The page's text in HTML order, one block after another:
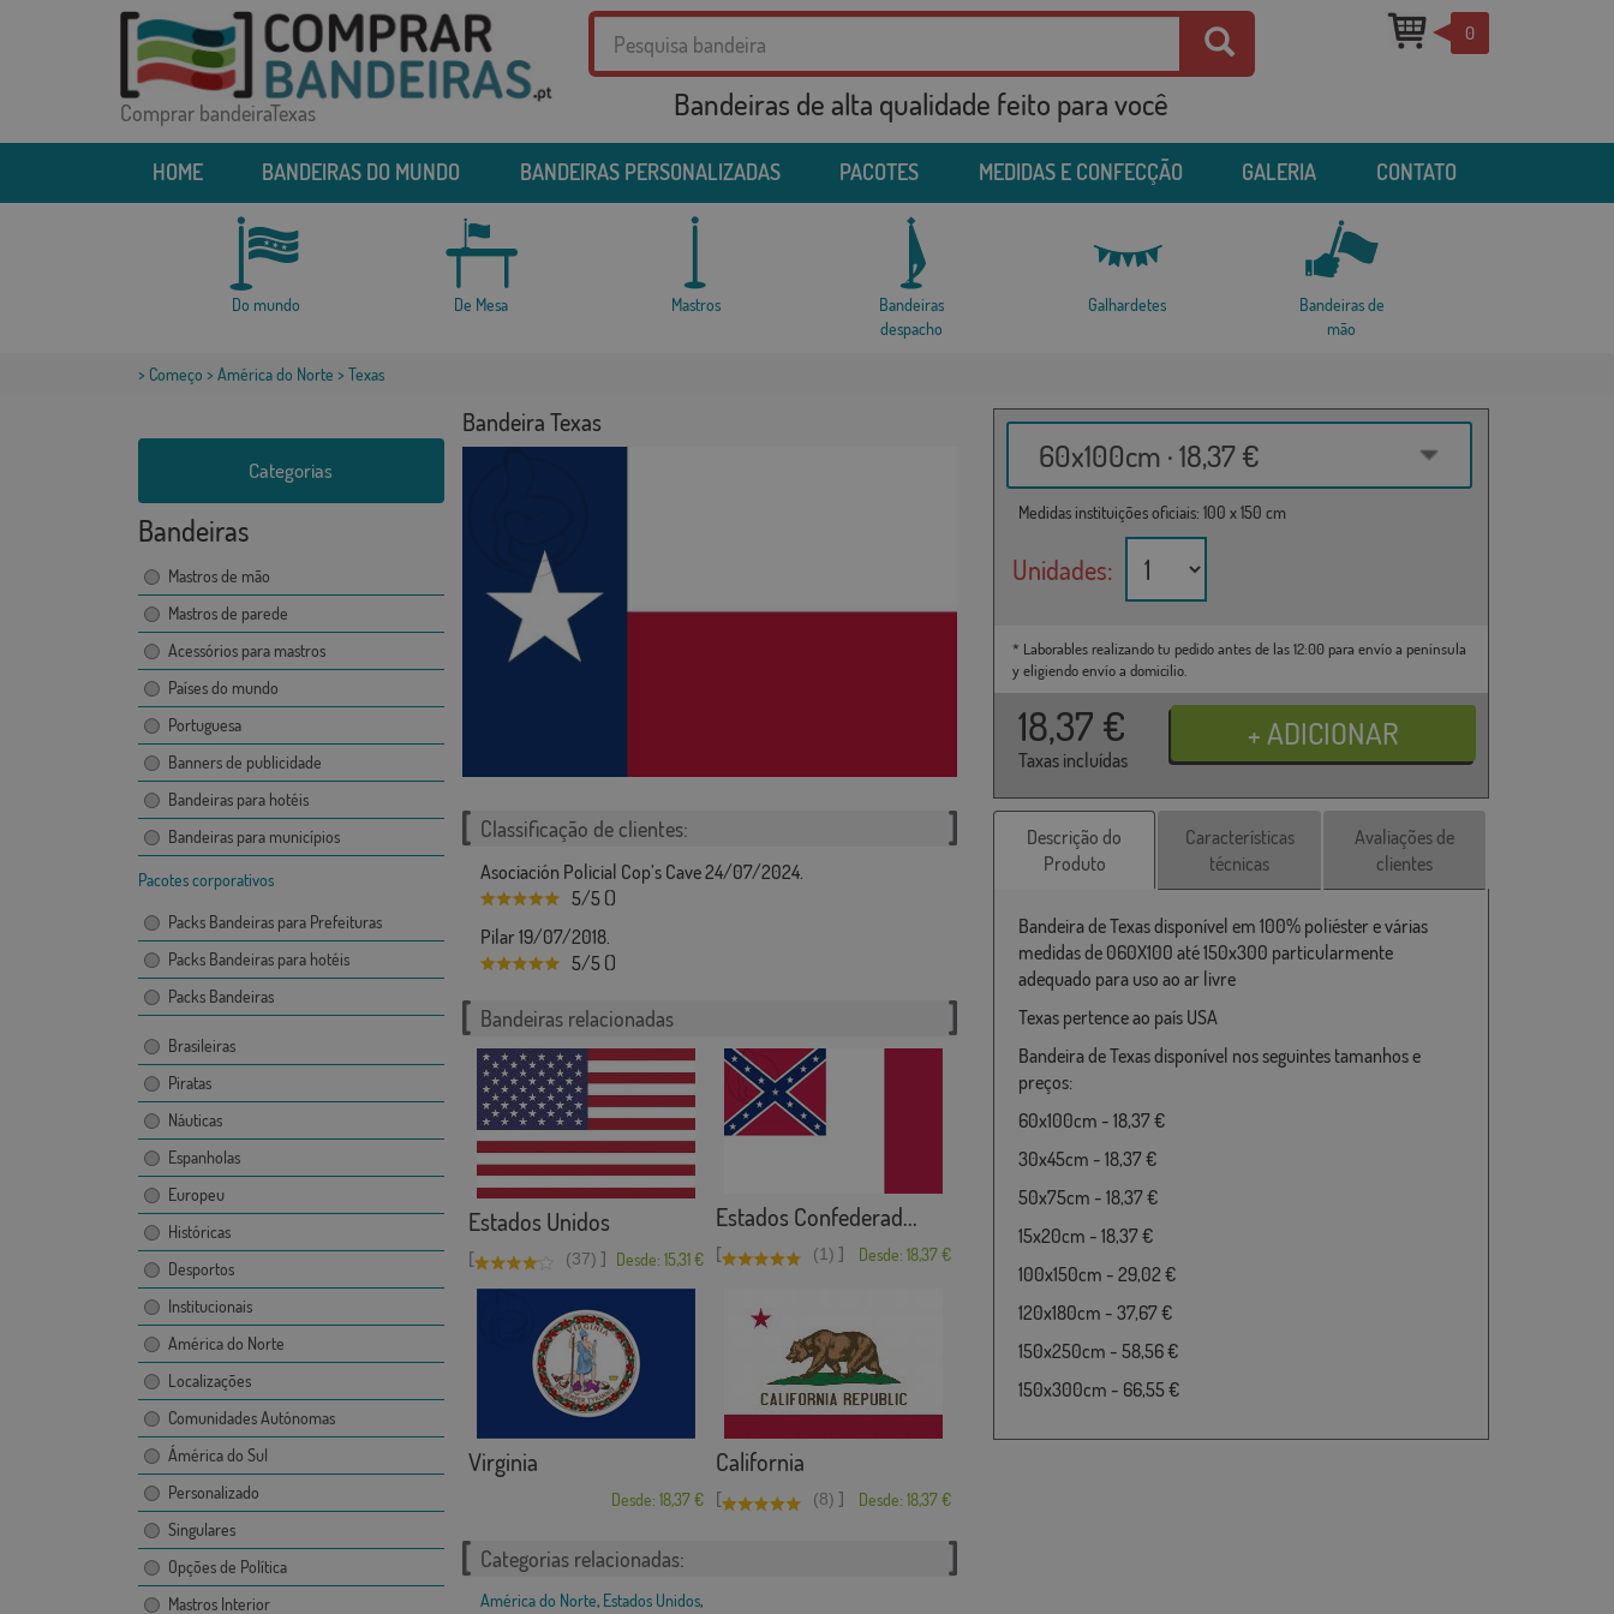
Comprar bandeiraTexas Bandeiras de alta qualidade feito para você
0
HOME BANDEIRAS DO MUNDO BANDEIRAS PERSONALIZADAS PACOTES MEDIDAS E CONFECÇÃO GALERIA CONTATO
Do mundo De Mesa Mastros
Bandeiras
despacho
Galhardetes
Bandeiras de
mão
> Começo > América do Norte > Texas
Categorias
Bandeiras
Mastros de mão
Mastros de parede
Acessórios para mastros
Países do mundo
Portuguesa
Banners de publicidade
Bandeiras para hotéis
Bandeiras para municípios
Pacotes corporativos
Packs Bandeiras para Prefeituras
Packs Bandeiras para hotéis
Packs Bandeiras
Brasileiras
Piratas
Náuticas
Espanholas
Europeu
Históricas
Desportos
Institucionais
América do Norte
Localizações
Comunidades Autónomas
Ámérica do Sul
Personalizado
Singulares
Opções de Política
Mastros Interior
Bandeira Texas
60x100cm · 18,37 €
Medidas instituições oficiais: 100 x 150 cm
Unidades:
* Laborables realizando tu pedido antes de las 12:00 para envío a península
y eligiendo envío a domicilio.
18,37 €
Taxas incluídas
Classificação de clientes:
Asociación Policial Cop’s Cave 24/07/2024.
5/5 ()
Pilar 19/07/2018.
5/5 ()
Bandeiras relacionadas
Estados Unidos
[ (37) ] Desde: 15,31 €
Estados Confederad...
[ (1) ] Desde: 18,37 €
Virginia
Desde: 18,37 €
California
[ (8) ] Desde: 18,37 €
Categorias relacionadas:
América do Norte, Estados Unidos,
Descrição do
Produto
Características
técnicas
Avaliações de
clientes
Bandeira de Texas disponível em 100% poliéster e várias
medidas de 060X100 até 150x300 particularmente
adequado para uso ao ar livre
Texas pertence ao país USA
Bandeira de Texas disponível nos seguintes tamanhos e
preços:
60x100cm - 18,37 €
30x45cm - 18,37 €
50x75cm - 18,37 €
15x20cm - 18,37 €
100x150cm - 29,02 €
120x180cm - 37,67 €
150x250cm - 58,56 €
150x300cm - 66,55 €